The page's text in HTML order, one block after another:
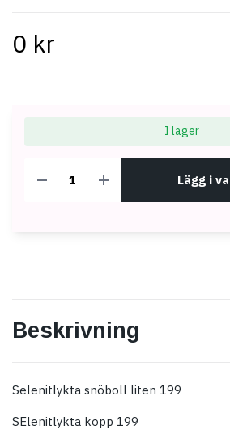
0 kr
I lager
Lägg i
Beskrivning
Selenitlykta snöboll liten 199
SElenitlykta kopp 199